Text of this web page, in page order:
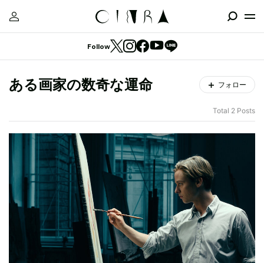
Follow
ある画家の数奇な運命 フォロー
Total 2 Posts